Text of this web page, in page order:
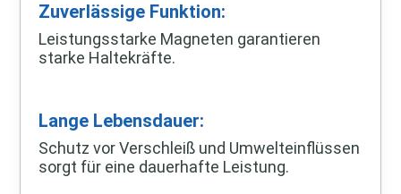
Zuverlässige Funktion:
Leistungsstarke Magneten garantieren
starke Haltekräfte.
Lange Lebensdauer:
Schutz vor Verschleiß und Umwelteinflüssen
sorgt für eine dauerhafte Leistung.